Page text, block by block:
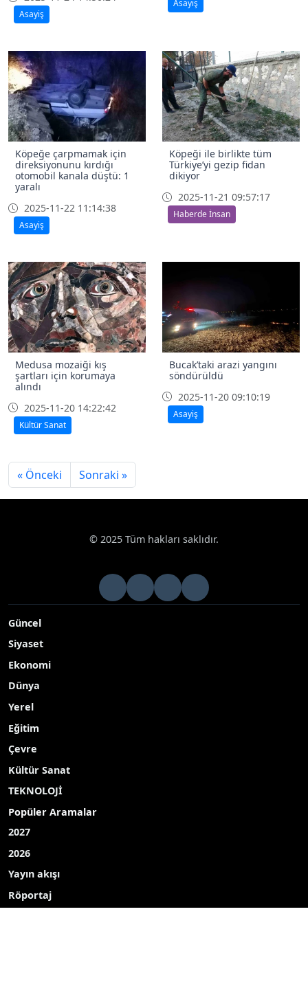
Asayiş
Asayiş
Köpeğe çarpmamak için
direksiyonunu kırdığı
otomobil kanala düştü: 1
yaralı
2025-11-22 11:14:38
Asayiş
Köpeği ile birlikte tüm
Türkiye’yi gezip fidan
dikiyor
2025-11-21 09:57:17
Haberde İnsan
Medusa mozaiği kış
şartları için korumaya
alındı
2025-11-20 14:22:42
Kültür Sanat
Bucak’taki arazi yangını
söndürüldü
2025-11-20 09:10:19
Asayiş
« Önceki Sonraki »
© 2025 Tüm hakları saklıdır.
Güncel
Siyaset
Ekonomi
Dünya
Yerel
Eğitim
Çevre
Kültür Sanat
TEKNOLOJİ
Popüler Aramalar
2027
2026
Yayın akışı
Röportaj